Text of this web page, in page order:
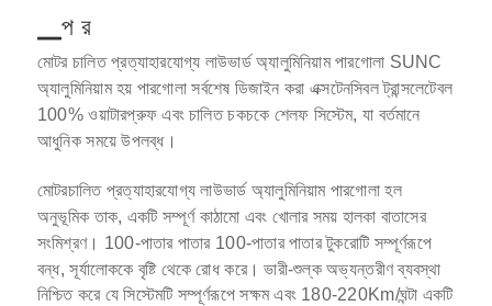
▁প র
মোটর চালিত প্রত্যাহারযোগ্য লাউভার্ড অ্যালুমিনিয়াম পারগোলা SUNC
অ্যালুমিনিয়াম হয় পারগোলাসর্বশেষ ডিজাইন করা এক্সটেনসিবল ট্রান্সলেটেবল
100% ওয়াটারপ্রুফ এবং চালিত চকচকে শেলফ সিস্টেম, যা বর্তমানে
আধুনিক সময়ে উপলব্ধ।
মোটরচালিত প্রত্যাহারযোগ্য লাউভার্ড অ্যালুমিনিয়াম পারগোলা হল
অনুভূমিক তাক, একটি সম্পূর্ণ কাঠামো এবং খোলার সময় হালকা বাতাসের
সংমিশ্রণ। 100-পাতার পাতার 100-পাতার পাতার টুকরোটি সম্পূর্ণরূপে
বন্ধ, সূর্যালোককে বৃষ্টি থেকে রোধ করে।ভারী-শুল্ক অভ্যন্তরীণ ব্যবস্থা
নিশ্চিত করে যে সিস্টেমটি সম্পূর্ণরূপে সক্ষম এবং 180-220Km/ঘন্টা একটি